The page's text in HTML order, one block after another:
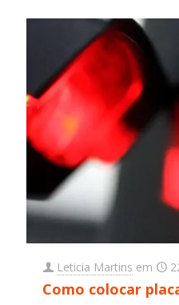
Leticia Martins em
Como colocar